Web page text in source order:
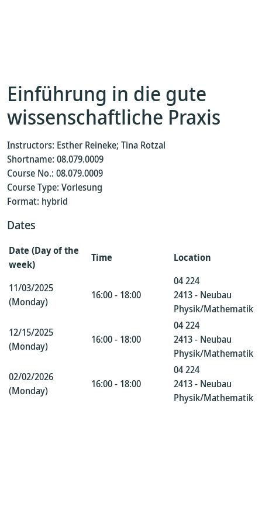
Einführung in die gute
wissenschaftliche Praxis
Instructors: Esther Reineke; Tina Rotzal
Shortname: 08.079.0009
Course No.: 08.079.0009
Course Type: Vorlesung
Format: hybrid
Dates
Date (Day of the
week)
Time Location
11/03/2025
(Monday)
16:00 - 18:00
04 224
2413 - Neubau
Physik/Mathematik
12/15/2025
(Monday)
16:00 - 18:00
04 224
2413 - Neubau
Physik/Mathematik
02/02/2026
(Monday)
16:00 - 18:00
04 224
2413 - Neubau
Physik/Mathematik